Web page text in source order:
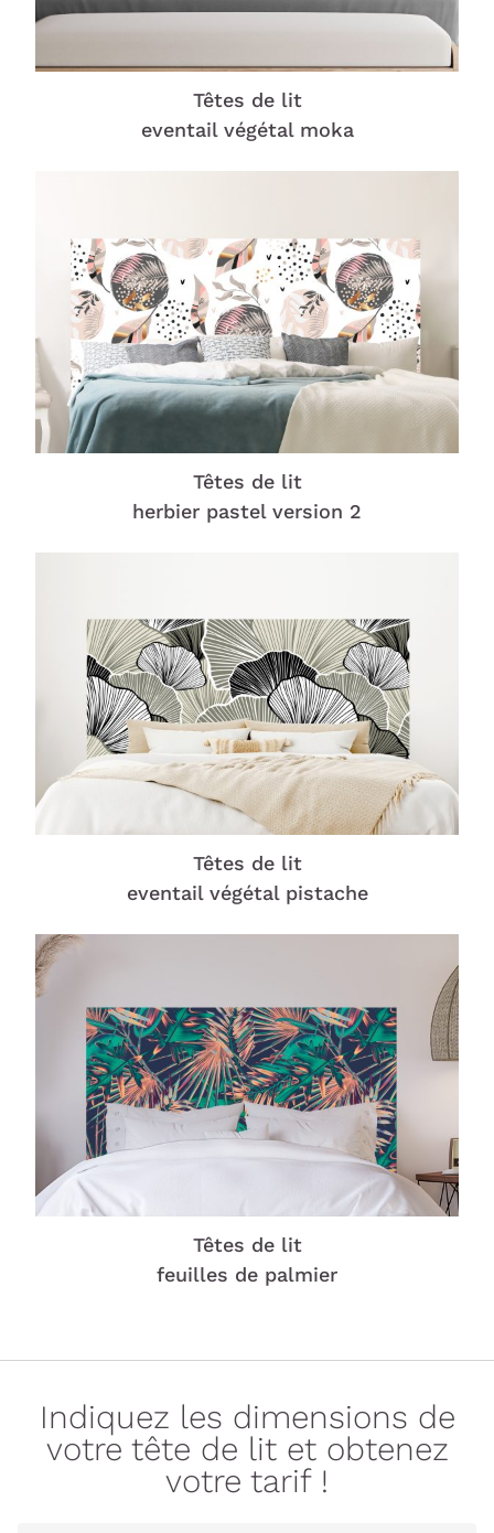
Têtes de lit
eventail végétal moka
Têtes de lit
herbier pastel version 2
Têtes de lit
eventail végétal pistache
Têtes de lit
feuilles de palmier
Indiquez les dimensions de
votre tête de lit et obtenez
votre tarif !